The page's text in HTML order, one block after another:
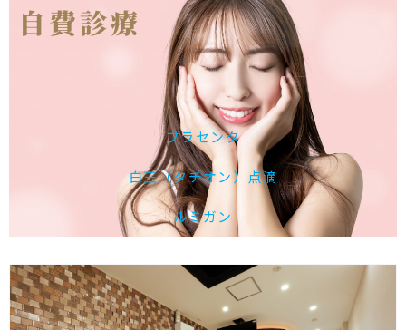
自費診療
プラセンタ
白玉（タチオン）点滴
ルミガン